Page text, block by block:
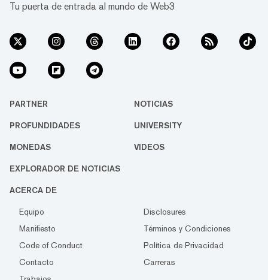
Tu puerta de entrada al mundo de Web3
PARTNER NOTICIAS
PROFUNDIDADES UNIVERSITY
MONEDAS VIDEOS
EXPLORADOR DE NOTICIAS
ACERCA DE
Equipo
Disclosures
Manifiesto
Términos y Condiciones
Code of Conduct
Política de Privacidad
Contacto
Carreras